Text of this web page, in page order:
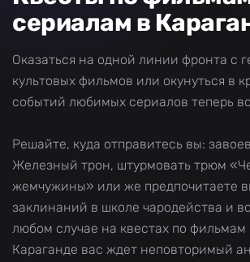
сериалам в
Оказаться на одной линии фронта с
культовых фильмов или окунуться в
событий любимых сериалов теперь
Решайте, куда отправитесь вы:
Железный трон, штурмовать трюм
жемчужины» или же предпочитаете
заклинаний в школе чародейства и
любом случае на квестах по
Караганде вас ждет неповторимый